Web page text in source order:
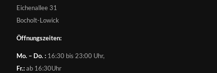
Eichenallee 31
Bocholt-Lowick
Öffnungszeiten:
Mo. – Do. :16:30 bis 23:00 Uhr,
Fr.:ab 16:30Uhr